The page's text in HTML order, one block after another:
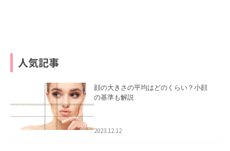
人気記事
顔の大きさの平均はどのくらい？小顔
の基準も解説
2023.12.12